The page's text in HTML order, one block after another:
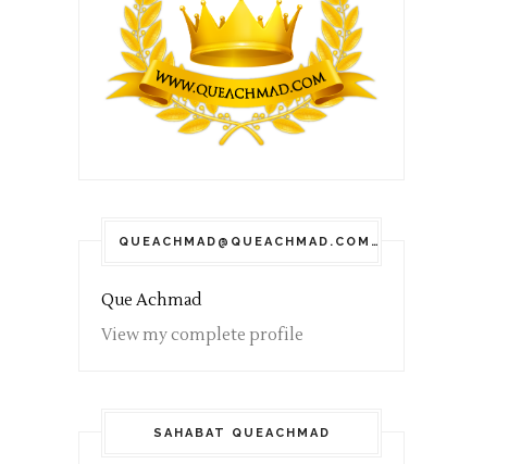
QUEACHMAD@QUEACHMAD.COM
Que Achmad
View my complete profile
SAHABAT QUEACHMAD